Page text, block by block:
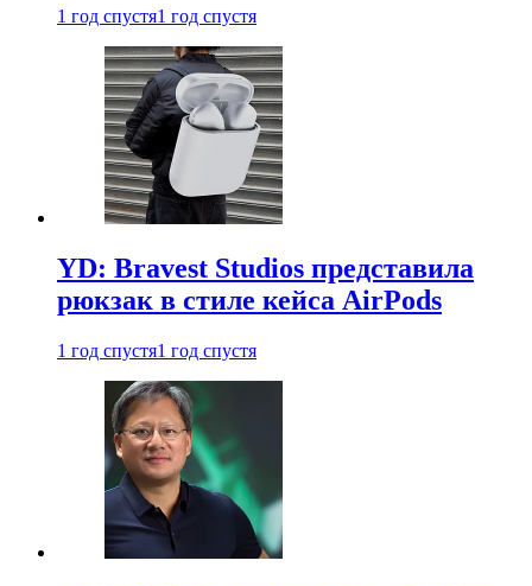
1 год спустя1 год спустя
YD: Bravest Studios представила
рюкзак в стиле кейса AirPods
1 год спустя1 год спустя